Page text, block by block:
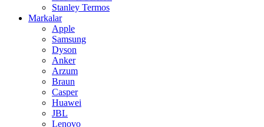
Stanley Termos
Markalar
Apple
Samsung
Dyson
Anker
Arzum
Braun
Casper
Huawei
JBL
Lenovo